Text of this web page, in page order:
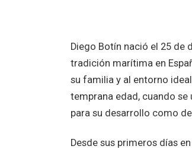
Diego Botín nació el 25 de
tradición marítima en
su familia y al entorno
temprana edad, cuando se
para su desarrollo como
Desde sus primeros días